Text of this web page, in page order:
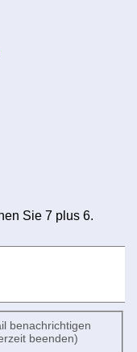
Sie 7 plus 6.
benachrichtigen
beenden)